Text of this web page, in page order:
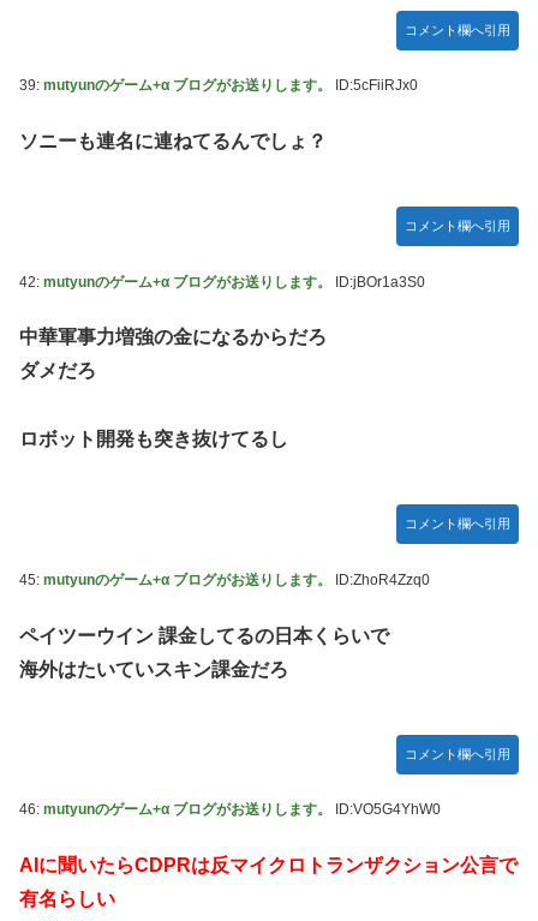
コメント欄へ引用
39: mutyunのゲーム+α ブログがお送りします。 ID:5cFiiRJx0
ソニーも連名に連ねてるんでしょ？
コメント欄へ引用
42: mutyunのゲーム+α ブログがお送りします。 ID:jBOr1a3S0
中華軍事力増強の金になるからだろ
ダメだろ
ロボット開発も突き抜けてるし
コメント欄へ引用
45: mutyunのゲーム+α ブログがお送りします。 ID:ZhoR4Zzq0
ペイツーウイン 課金してるの日本くらいで
海外はたいていスキン課金だろ
コメント欄へ引用
46: mutyunのゲーム+α ブログがお送りします。 ID:VO5G4YhW0
AIに聞いたらCDPRは反マイクロトランザクション公言で
有名らしい